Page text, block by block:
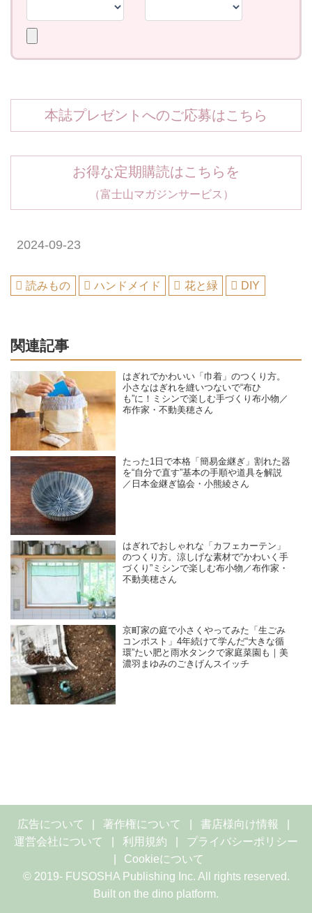
本誌プレゼントへのご応募はこちら
お得な定期購読はこちらを
（富士山マガジンサービス）
2024-09-23
読みもの ハンドメイド 花と緑 DIY
関連記事
はぎれでかわいい「巾着」のつくり方。
小さなはぎれを縫いつないで“布ひ
も”に！ミシンで楽しむ手づくり布小物／
布作家・不動美穂さん
たった1日で本格「簡易金継ぎ」割れた器
を“自分で直す”基本の手順や道具を解説
／日本金継ぎ協会・小熊綾さん
はぎれでおしゃれな「カフェカーテン」
のつくり方。涼しげな素材で“かわいく手
づくり”ミシンで楽しむ布小物／布作家・
不動美穂さん
京町家の庭で小さくやってみた「生ごみ
コンポスト」4年続けて学んだ“大きな循
環”たい肥と雨水タンクで家庭菜園も｜美
濃羽まゆみのごきげんスイッチ
広告について 著作権について
書店様向け情報
運営会社について
利用規約
プライバシーポリシー
Cookieについて
© 2019- FUSOSHA Publishing Inc. All rights reserved.
Built on the dino platform.